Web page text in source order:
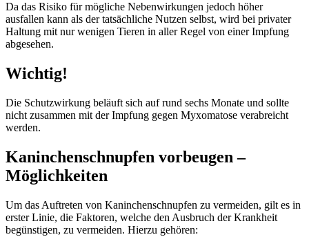
Da das Risiko für mögliche Nebenwirkungen jedoch höher
ausfallen kann als der tatsächliche Nutzen selbst, wird bei privater
Haltung mit nur wenigen Tieren in aller Regel von einer Impfung
abgesehen.
Wichtig!
Die Schutzwirkung beläuft sich auf rund sechs Monate und sollte
nicht zusammen mit der Impfung gegen Myxomatose verabreicht
werden.
Kaninchenschnupfen vorbeugen –
Möglichkeiten
Um das Auftreten von Kaninchenschnupfen zu vermeiden, gilt es in
erster Linie, die Faktoren, welche den Ausbruch der Krankheit
begünstigen, zu vermeiden. Hierzu gehören: